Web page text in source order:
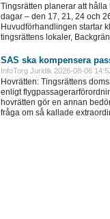
Tingsrätten planerar att
dagar – den 17, 21, 24 och
Huvudförhandlingen startar
tingsrättens lokaler,
SAS ska kompensera
InfoTorg Juridik 2026-08-06
Hovrätten: Tingsrättens
enligt
hovrätten gör en annan
fråga om så kallade